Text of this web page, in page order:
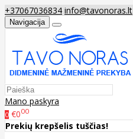
+37067036834 info@tavonoras.lt
Navigacija
Mano paskyra
0 €000
Prekių krepšelis tuščias!